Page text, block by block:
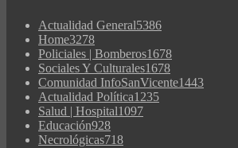
Actualidad General5386
Home3278
Policiales | Bomberos1678
Sociales Y Culturales1678
Comunidad InfoSanVicente1443
Actualidad Política1235
Salud | Hospital1097
Educación928
Necrológicas718